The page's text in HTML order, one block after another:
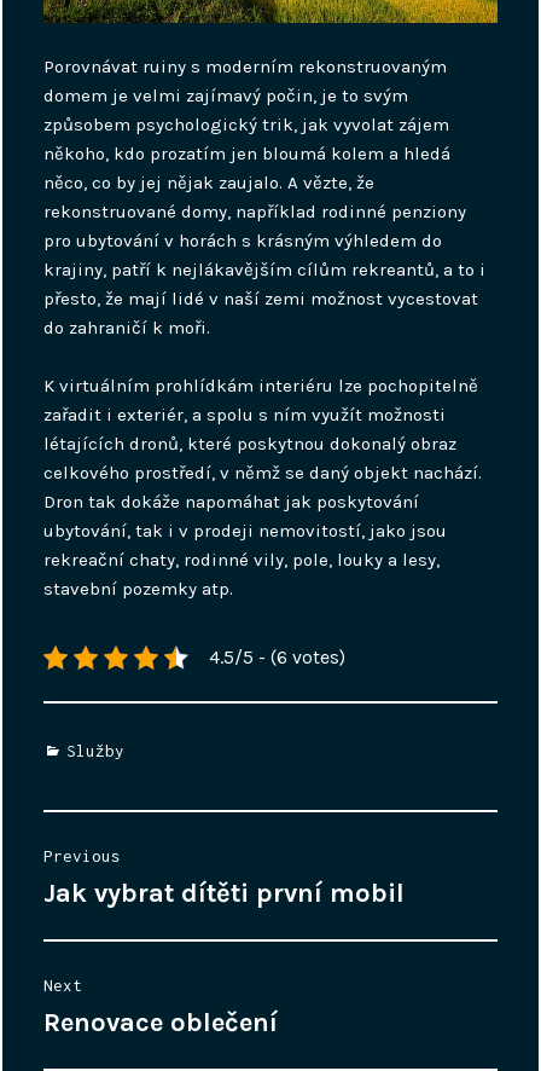
Porovnávat ruiny s moderním rekonstruovaným
domem je velmi zajímavý počin, je to svým
způsobem psychologický trik, jak vyvolat zájem
někoho, kdo prozatím jen bloumá kolem a hledá
něco, co by jej nějak zaujalo. A vězte, že
rekonstruované domy, například rodinné penziony
pro ubytování v horách s krásným výhledem do
krajiny, patří k nejlákavějším cílům rekreantů, a to i
přesto, že mají lidé v naší zemi možnost vycestovat
do zahraničí k moři.
K virtuálním prohlídkám interiéru lze pochopitelně
zařadit i exteriér, a spolu s ním využít možnosti
létajících dronů, které poskytnou dokonalý obraz
celkového prostředí, v němž se daný objekt nachází.
Dron tak dokáže napomáhat jak poskytování
ubytování, tak i v prodeji nemovitostí, jako jsou
rekreační chaty, rodinné vily, pole, louky a lesy,
stavební pozemky atp.
4.5/5 - (6 votes)
Categories
Služby
pro
Previous
Previous
Jak vybrat dítěti první mobil
Next
Next
Renovace oblečení